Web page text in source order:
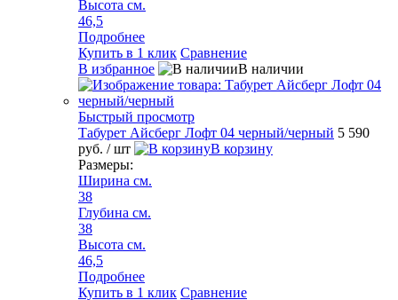
Высота см.
46,5
Подробнее
Купить в 1 клик Сравнение
В избранное
В наличии
Быстрый просмотр
Табурет Айсберг Лофт 04 черный/черный 5 590
руб. / шт
В корзину
Размеры:
Ширина см.
38
Глубина см.
38
Высота см.
46,5
Подробнее
Купить в 1 клик Сравнение